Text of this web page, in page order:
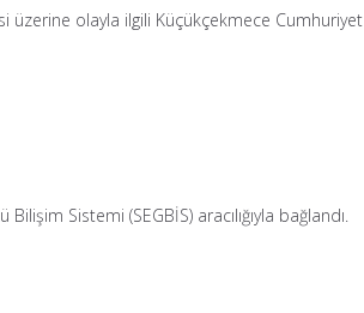
olayla ilgili Küçükçekmece Cumhuriyet
Sistemi (SEGBİS) aracılığıyla bağlandı.